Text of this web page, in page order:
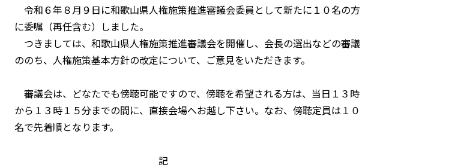
令和６年８月９日に和歌山県人権施策推進審議会委員として新たに１０名の方
に委嘱（再任含む）しました。
つきましては、和歌山県人権施策推進審議会を開催し、会長の選出などの審議
ののち、人権施策基本方針の改定について、ご意見をいただきます。
審議会は、どなたでも傍聴可能ですので、傍聴を希望される方は、当日１３時
から１３時１５分までの間に、直接会場へお越し下さい。なお、傍聴定員は１０
名で先着順となります。
記